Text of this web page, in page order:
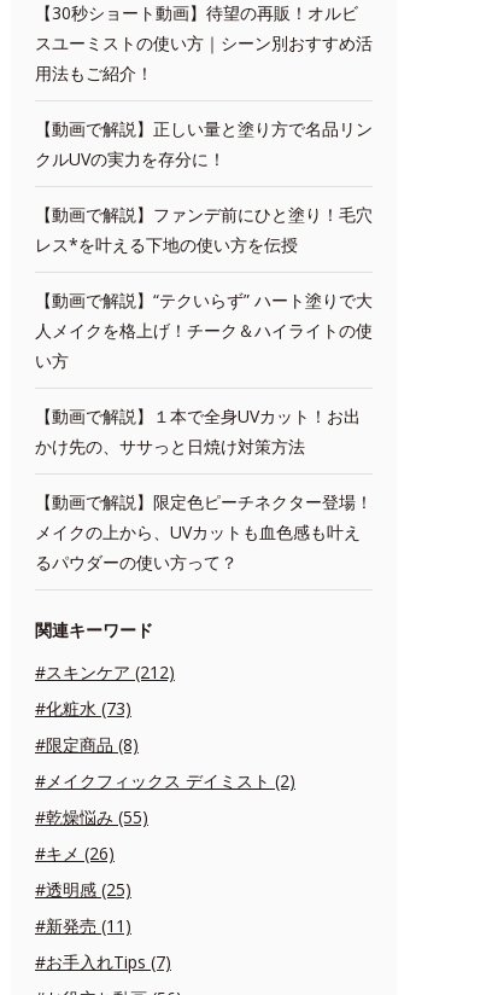
【30秒ショート動画】待望の再販！オルビ
スユーミストの使い方｜シーン別おすすめ活
用法もご紹介！
【動画で解説】正しい量と塗り方で名品リン
クルUVの実力を存分に！
【動画で解説】ファンデ前にひと塗り！毛穴
レス*を叶える下地の使い方を伝授
【動画で解説】“テクいらず” ハート塗りで大
人メイクを格上げ！チーク＆ハイライトの使
い方
【動画で解説】１本で全身UVカット！お出
かけ先の、ササっと日焼け対策方法
【動画で解説】限定色ピーチネクター登場！
メイクの上から、UVカットも血色感も叶え
るパウダーの使い方って？
関連キーワード
#スキンケア (212)
#化粧水 (73)
#限定商品 (8)
#メイクフィックス デイミスト (2)
#乾燥悩み (55)
#キメ (26)
#透明感 (25)
#新発売 (11)
#お手入れTips (7)